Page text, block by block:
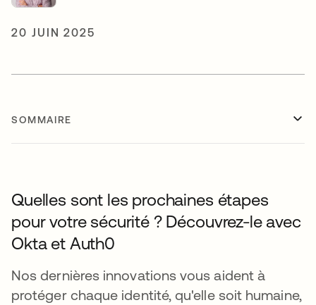
20 JUIN 2025
SOMMAIRE
Quelles sont les prochaines étapes
pour votre sécurité ? Découvrez-le avec
Okta et Auth0
Nos dernières innovations vous aident à
protéger chaque identité, qu'elle soit humaine,